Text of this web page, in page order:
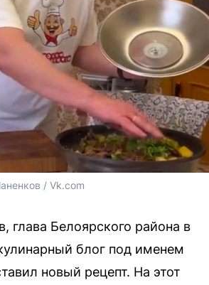
/ Vk.com
глава Белоярского района в
блог под именем
новый рецепт. На этот